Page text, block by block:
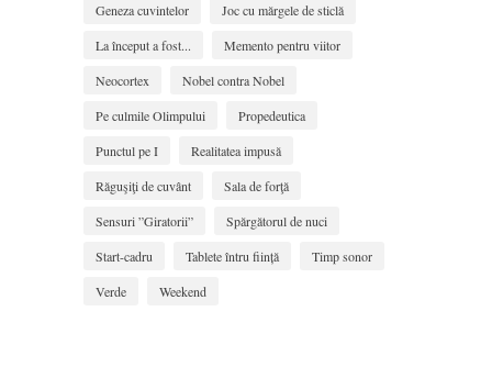
Geneza cuvintelor
Joc cu mărgele de sticlă
La început a fost...
Memento pentru viitor
Neocortex
Nobel contra Nobel
Pe culmile Olimpului
Propedeutica
Punctul pe I
Realitatea impusă
Răguşiţi de cuvânt
Sala de forţă
Sensuri ”Giratorii”
Spărgătorul de nuci
Start-cadru
Tablete întru ființă
Timp sonor
Verde
Weekend